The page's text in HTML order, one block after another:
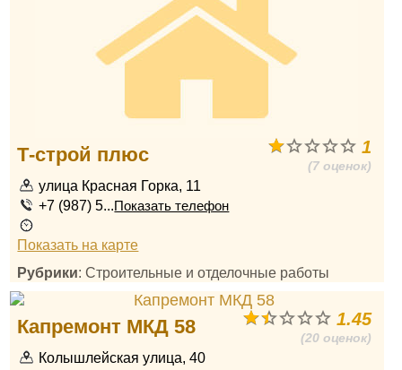
1
(7 оценок)
Т-строй плюс
улица Красная Горка, 11
+7 (987) 5...Показать телефон
Показать на карте
Рубрики: Строительные и отделочные работы
1.45
(20 оценок)
Капремонт МКД 58
Колышлейская улица, 40